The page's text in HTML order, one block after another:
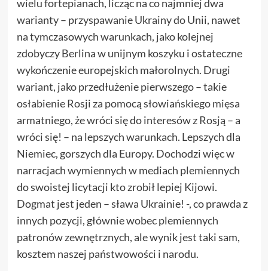
wielu fortepianach, licząc na co najmniej dwa
warianty – przyspawanie Ukrainy do Unii, nawet
na tymczasowych warunkach, jako kolejnej
zdobyczy Berlina w unijnym koszyku i ostateczne
wykończenie europejskich małorolnych. Drugi
wariant, jako przedłużenie pierwszego – takie
osłabienie Rosji za pomocą słowiańskiego mięsa
armatniego, że wróci się do interesów z Rosją – a
wróci się! – na lepszych warunkach. Lepszych dla
Niemiec, gorszych dla Europy. Dochodzi więc w
narracjach wymiennych w mediach plemiennych
do swoistej licytacji kto zrobił lepiej Kijowi.
Dogmat jest jeden – sława Ukrainie! -, co prawda z
innych pozycji, głównie wobec plemiennych
patronów zewnętrznych, ale wynik jest taki sam,
kosztem naszej państwowości i narodu.